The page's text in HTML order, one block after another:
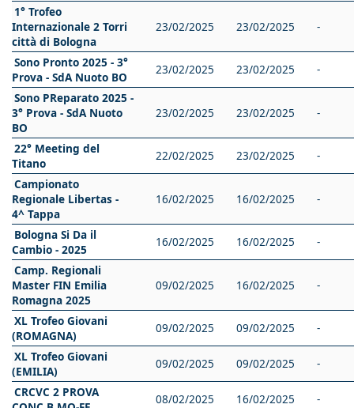
1° Trofeo
Internazionale 2 Torri
città di Bologna
23/02/2025 23/02/2025 -
Sono Pronto 2025 - 3°
Prova - SdA Nuoto BO
23/02/2025 23/02/2025
-
Sono PReparato 2025 -
3° Prova - SdA Nuoto
BO
23/02/2025 23/02/2025 -
22° Meeting del
Titano
22/02/2025 23/02/2025
-
Campionato
Regionale Libertas -
4^ Tappa
16/02/2025 16/02/2025 -
Bologna Si Da il
Cambio - 2025
16/02/2025 16/02/2025
-
Camp. Regionali
Master FIN Emilia
Romagna 2025
09/02/2025 16/02/2025 -
XL Trofeo Giovani
(ROMAGNA)
09/02/2025 09/02/2025
-
XL Trofeo Giovani
(EMILIA)
09/02/2025 09/02/2025
-
CRCVC 2 PROVA
08/02/2025 16/02/2025
-